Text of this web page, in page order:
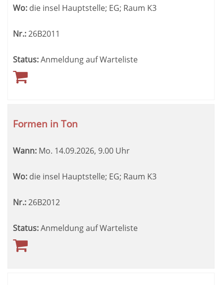
Wo: die insel Hauptstelle; EG; Raum K3
Nr.:26B2011
Status:Anmeldung auf Warteliste
Formen in Ton
Wann: Mo. 14.09.2026, 9.00 Uhr
Wo: die insel Hauptstelle; EG; Raum K3
Nr.:26B2012
Status:Anmeldung auf Warteliste